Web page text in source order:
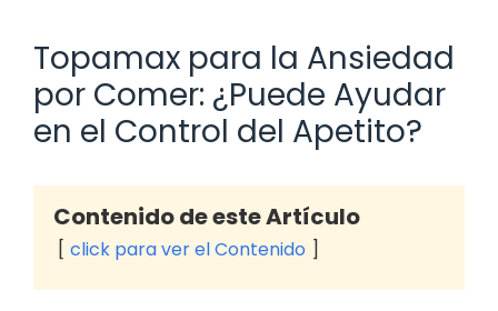
Topamax para la Ansiedad
por Comer: ¿Puede Ayudar
en el Control del Apetito?
Contenido de este Artículo
click para ver el Contenido